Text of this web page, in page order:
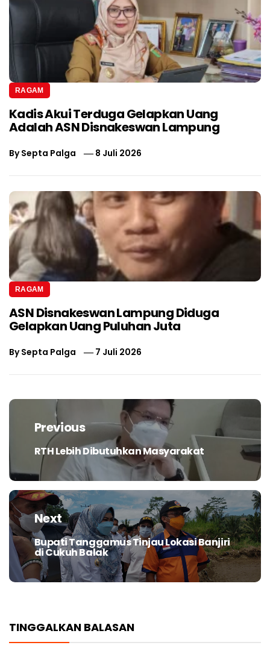
RAGAM
Kadis Akui Terduga Gelapkan Uang
Adalah ASN Disnakeswan Lampung
BySepta Palga 8 Juli 2026
RAGAM
ASN Disnakeswan Lampung Diduga
Gelapkan Uang Puluhan Juta
BySepta Palga 7 Juli 2026
Navigasi
posPrevious
Previous
post:
RTH Lebih Dibutuhkan Masyarakat
Next
Next
post:
Bupati Tanggamus Tinjau Lokasi Banjiri
di Cukuh Balak
TINGGALKAN BALASAN